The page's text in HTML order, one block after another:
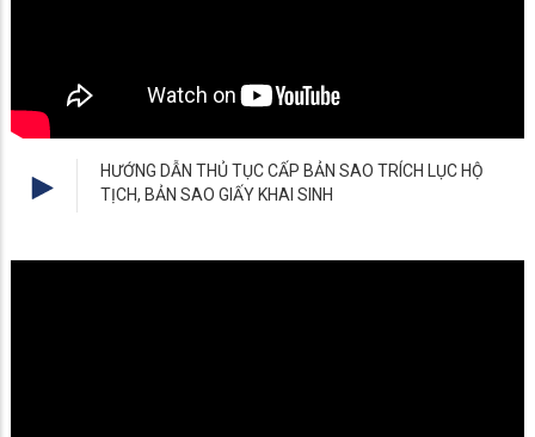
HƯỚNG DẪN THỦ TỤC CẤP BẢN SAO TRÍCH LỤC HỘ
TỊCH, BẢN SAO GIẤY KHAI SINH